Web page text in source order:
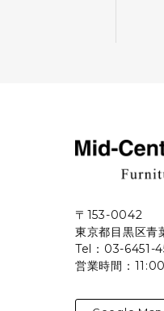
〒153-0042
東京都目黒区青
Tel：03-6451-
営業時間：